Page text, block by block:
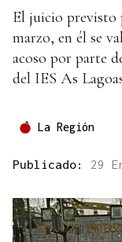
El juicio previsto
marzo, en él se
acoso por parte
del IES As
La Región
Publicado: 29